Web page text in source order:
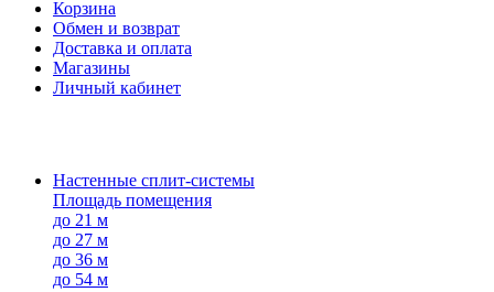
Корзина
Обмен и возврат
Доставка и оплата
Магазины
Личный кабинет
Настенные сплит-системы
Площадь помещения
до 21 м
до 27 м
до 36 м
до 54 м